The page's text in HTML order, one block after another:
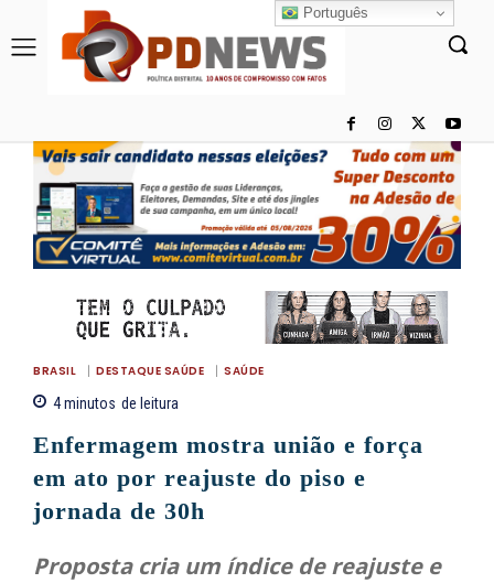
BRASIL DESTAQUE SAÚDE SAÚDE
4minutos de leitura
Enfermagem mostra união e força
em ato por reajuste do piso e
jornada de 30h
Proposta cria um índice de reajuste e
Português